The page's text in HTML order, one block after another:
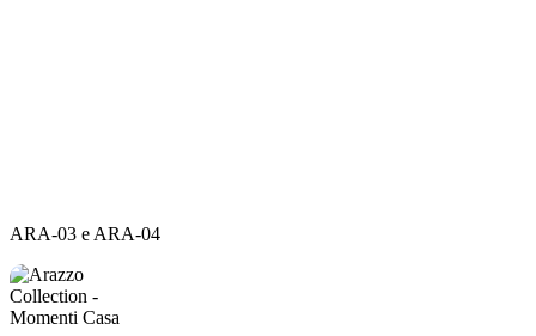
ARA-
e
ARA-
04
ARA-03 e ARA-04